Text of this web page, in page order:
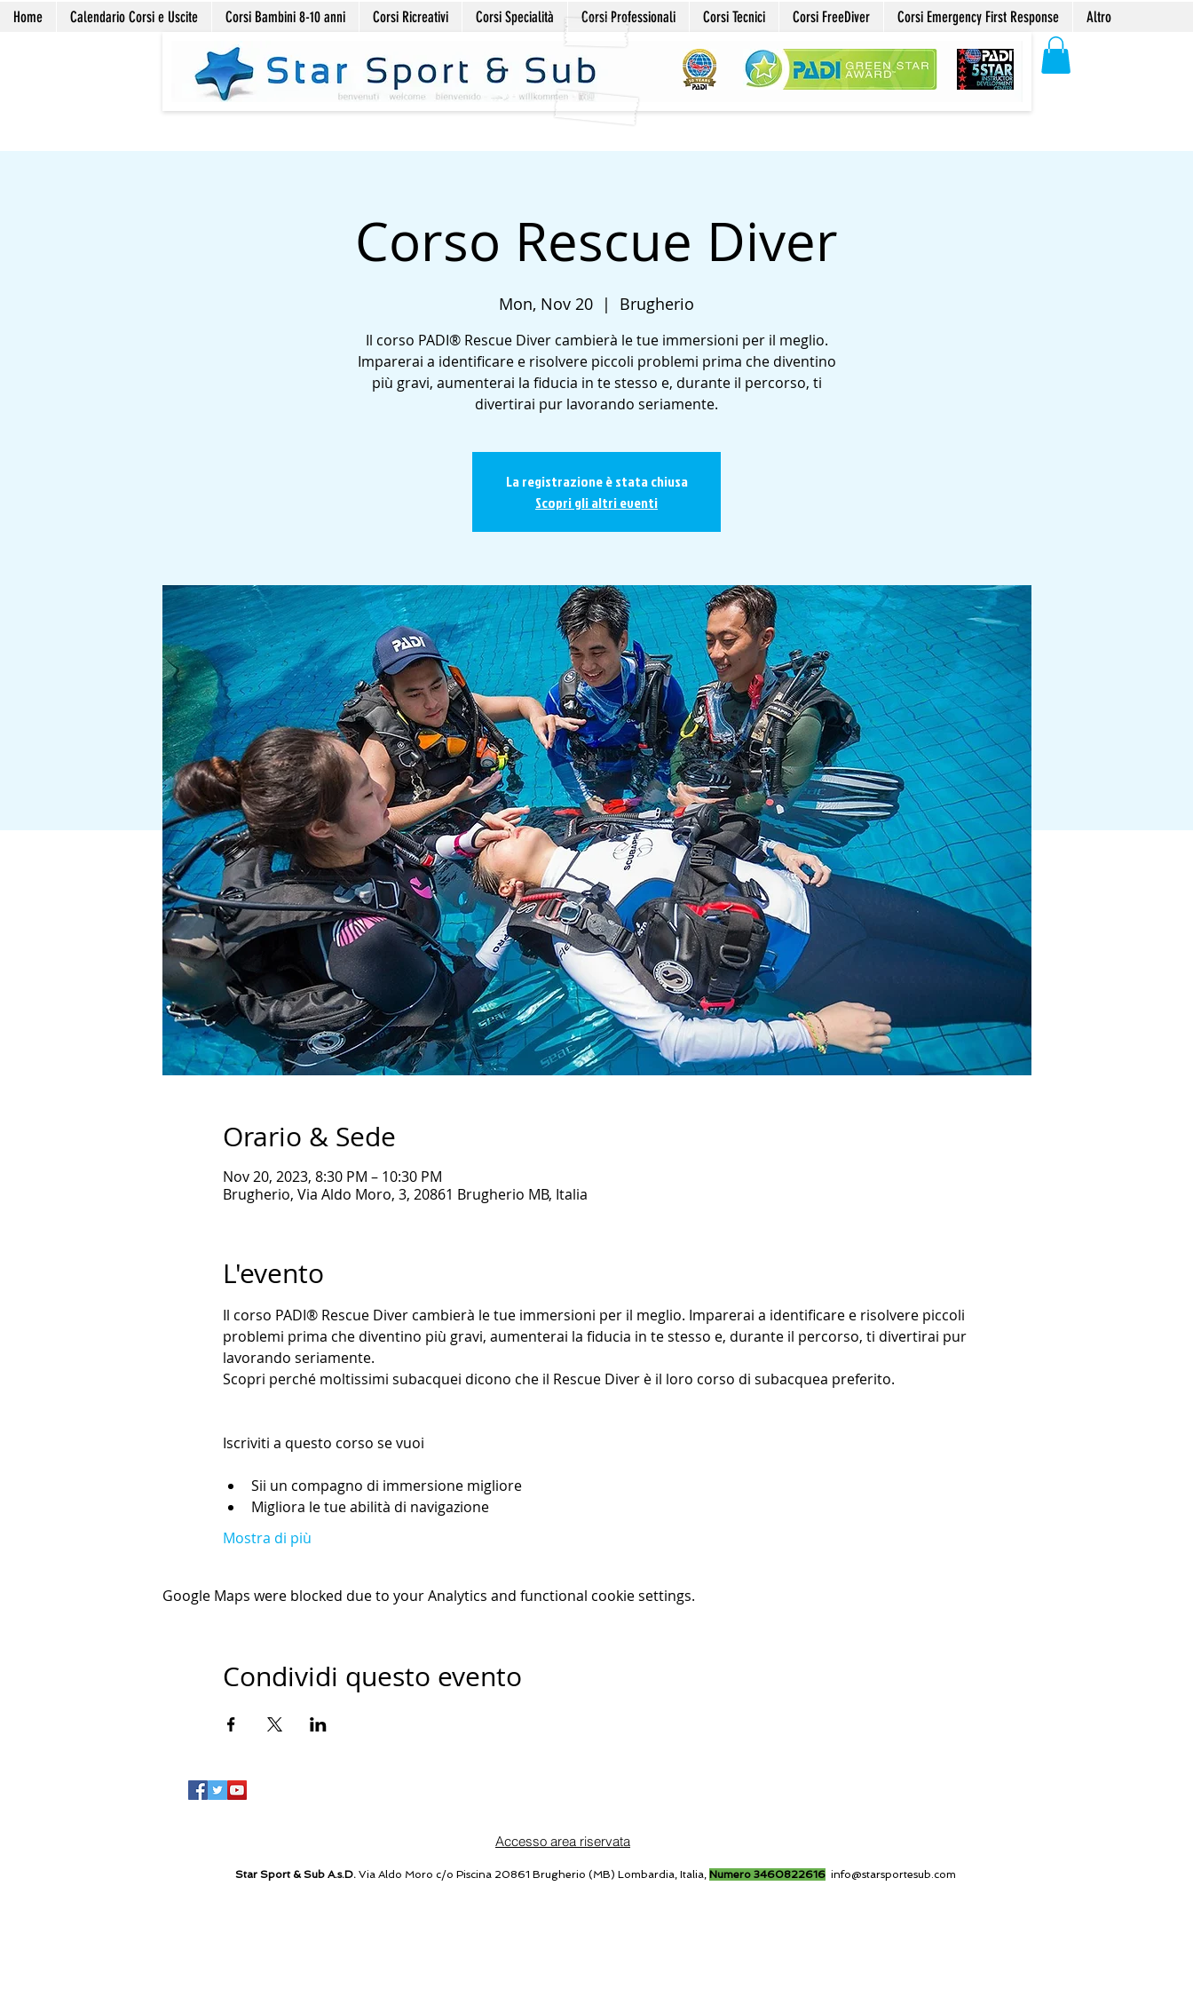
Home Calendario Corsi e Uscite Corsi Bambini 8-10 anni Corsi Ricreativi Corsi Specialità Corsi Professionali Corsi Tecnici Corsi FreeDiver Corsi Emergency First Response Altro
Corso Rescue Diver
Mon, Nov 20
  |
Brugherio
Il corso PADI® Rescue Diver cambierà le tue immersioni per il meglio.
Imparerai a identificare e risolvere piccoli problemi prima che diventino
più gravi, aumenterai la fiducia in te stesso e, durante il percorso, ti
divertirai pur lavorando seriamente.
La registrazione è stata chiusa
Scopri gli altri eventi
Orario & Sede
Nov 20, 2023, 8:30 PM – 10:30 PM
Brugherio, Via Aldo Moro, 3, 20861 Brugherio MB, Italia
L'evento
Il corso PADI® Rescue Diver cambierà le tue immersioni per il meglio. Imparerai a identificare e risolvere piccoli
problemi prima che diventino più gravi, aumenterai la fiducia in te stesso e, durante il percorso, ti divertirai pur
lavorando seriamente.
Scopri perché moltissimi subacquei dicono che il Rescue Diver è il loro corso di subacquea preferito.
Sii un compagno di immersione migliore
Migliora le tue abilità di navigazione
Mostra di più
Google Maps were blocked due to your Analytics and functional cookie settings.
Condividi questo evento
Accesso area riservata
Star Sport & Sub A.s.D. Via Aldo Moro c/o Piscina 20861 Brugherio (MB) Lombardia, Italia, Numero 3460822616 info@starsportesub.com